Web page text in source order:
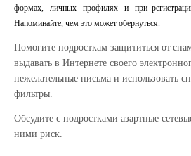
формах, личных профилях и при
Напоминайте, чем это может обернуться.
Помогите подросткам защититься от
выдавать в Интернете своего
нежелательные письма и использовать
фильтры.
Обсудите с подростками азартные
ними риск.